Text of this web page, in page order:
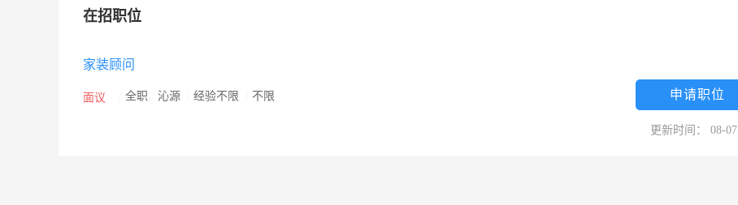
在招职位
家装顾问
面议 全职 沁源 经验不限 不限 申请职位
更新时间： 08-07